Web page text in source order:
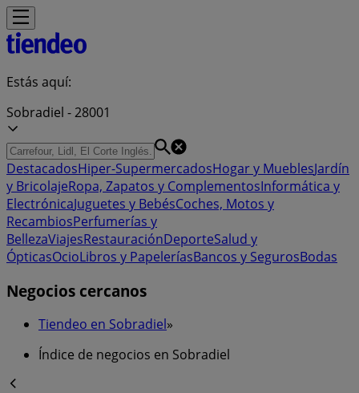
Estás aquí:
Sobradiel - 28001
DestacadosHiper-SupermercadosHogar y MueblesJardín
y BricolajeRopa, Zapatos y ComplementosInformática y
ElectrónicaJuguetes y BebésCoches, Motos y
RecambiosPerfumerías y
BellezaViajesRestauraciónDeporteSalud y
ÓpticasOcioLibros y PapeleríasBancos y SegurosBodas
Negocios cercanos
Tiendeo en Sobradiel»
Índice de negocios en Sobradiel